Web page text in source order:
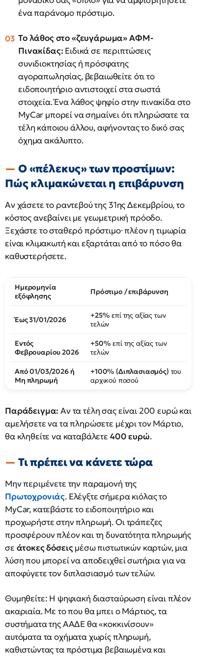
ένα παράνομο πρόστιμο.
Το λάθος στο «ζευγάρωμα» ΑΦΜ-
Πινακίδας: Ειδικά σε περιπτώσεις
συνιδιοκτησίας ή πρόσφατης
αγοραπωλησίας, βεβαιωθείτε ότι το
ειδοποιητήριο αντιστοιχεί στα σωστά
στοιχεία. Ένα λάθος ψηφίο στην πινακίδα στο
MyCar μπορεί να σημαίνει ότι πληρώσατε τα
τέλη κάποιου άλλου, αφήνοντας το δικό σας
όχημα ακάλυπτο.
Ο «πέλεκυς» των προστίμων:
Πώς κλιμακώνεται η επιβάρυνση
Αν χάσετε το ραντεβού της 31ης Δεκεμβρίου, το
κόστος ανεβαίνει με γεωμετρική πρόοδο.
Ξεχάστε το σταθερό πρόστιμο· πλέον η τιμωρία
είναι κλιμακωτή και εξαρτάται από το πόσο θα
καθυστερήσετε.
Ημερομηνία
εξόφλησης
Πρόστιμο / επιβάρυνση
Έως 31/01/2026 +25% επί της αξίας των
τελών
Εντός
Φεβρουαρίου 2026
+50% επί της αξίας των
τελών
Από 01/03/2026 ή
Μη πληρωμή
+100% (Διπλασιασμός) του
αρχικού ποσού
Παράδειγμα: Αν τα τέλη σας είναι 200 ευρώ και
αμελήσετε να τα πληρώσετε μέχρι τον Μάρτιο,
θα κληθείτε να καταβάλετε 400 ευρώ.
Τι πρέπει να κάνετε τώρα
Μην περιμένετε την παραμονή της
Πρωτοχρονιάς. Ελέγξτε σήμερα κιόλας το
MyCar, κατεβάστε το ειδοποιητήριο και
προχωρήστε στην πληρωμή. Οι τράπεζες
προσφέρουν πλέον και τη δυνατότητα πληρωμής
σε άτοκες δόσειςμέσω πιστωτικών καρτών, μια
λύση που μπορεί να αποδειχθεί σωτήρια για να
αποφύγετε τον διπλασιασμό των τελών.
Θυμηθείτε: Η ψηφιακή διασταύρωση είναι πλέον
ακαριαία. Με το που θα μπει ο Μάρτιος, τα
συστήματα της ΑΑΔΕ θα «κοκκινίσουν»
αυτόματα τα οχήματα χωρίς πληρωμή,
καθιστώντας τα πρόστιμα βεβαιωμένα και